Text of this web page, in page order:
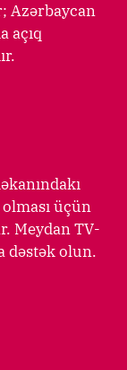
Azərbaycan
açıq
üçün
Meydan TV-
dəstək olun.